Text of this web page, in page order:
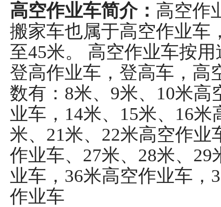
高空作业车简介： 高空作
搬家车也属于高空作业车
至45米。 高空作业车按
登高作业车，登高车，高
数有：8米、9米、10米高
业车，14米、15米、16
米、21米、22米高空作业
作业车、27米、28米、
业车，36米高空作业车，
作业车